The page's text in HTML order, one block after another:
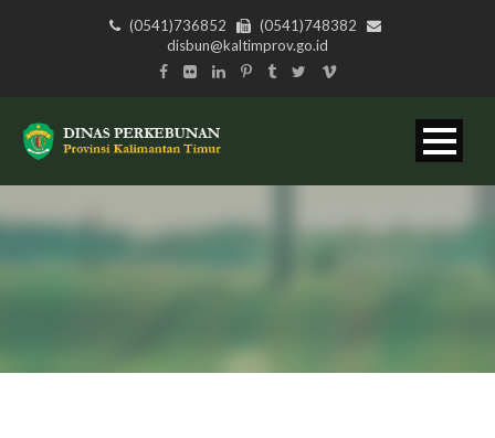
(0541)736852
(0541)748382
disbun@kaltimprov.go.id